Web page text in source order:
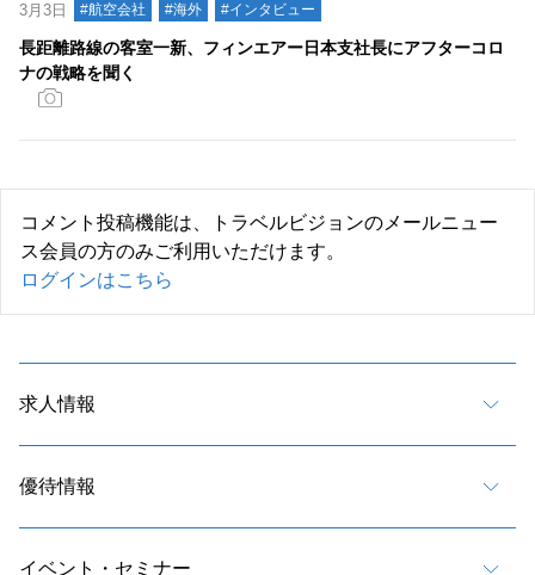
3月3日 #航空会社 #海外 #インタビュー
長距離路線の客室一新、フィンエアー日本支社長にアフターコロ
ナの戦略を聞く
コメント投稿機能は、トラベルビジョンのメールニュー
ス会員の方のみご利用いただけます。
ログインはこちら
求人情報
優待情報
イベント・セミナー